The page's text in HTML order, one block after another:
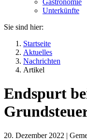
Gastronomie
Unterkünfte
Sie sind hier:
Startseite
Aktuelles
Nachrichten
Artikel
Endspurt
20. Dezember 2022 |